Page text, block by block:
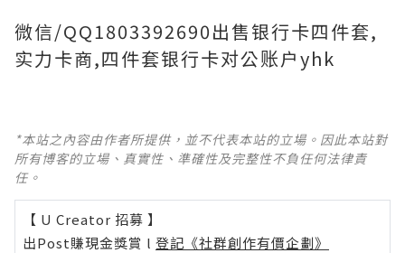
微信/QQ1803392690出售银行卡四件套,
实力卡商,四件套银行卡对公账户yhk
*本站之內容由作者所提供，並不代表本站的立場。因此本站對
所有博客的立場、真實性、準確性及完整性不負任何法律責
任。
【 U Creator 招募 】
出Post賺現金獎賞 l 登記《社群創作有價企劃》